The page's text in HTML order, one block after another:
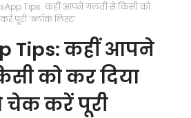
Tips: कहीं आपने गलती से किसी को
पूरी ‘ब्लॉक लिस्ट’
Tips: कहीं आपने
को कर दिया
चेक करें पूरी